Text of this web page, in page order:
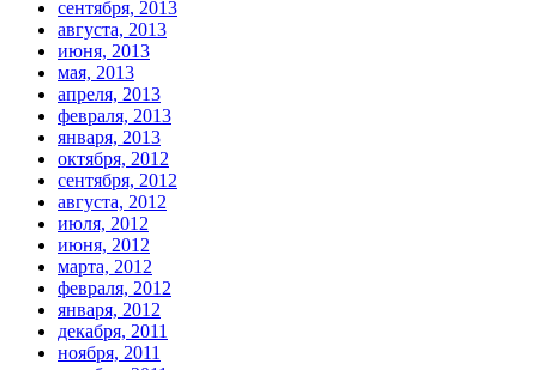
сентября, 2013
августа, 2013
июня, 2013
мая, 2013
апреля, 2013
февраля, 2013
января, 2013
октября, 2012
сентября, 2012
августа, 2012
июля, 2012
июня, 2012
марта, 2012
февраля, 2012
января, 2012
декабря, 2011
ноября, 2011